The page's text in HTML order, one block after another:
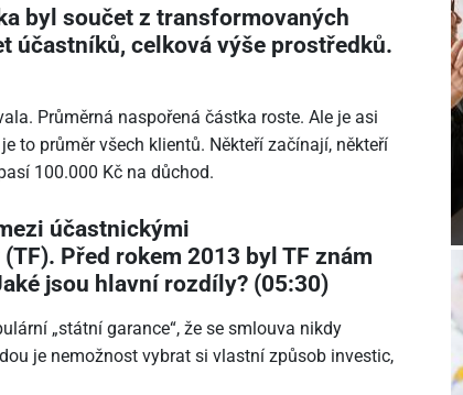
byl součet z transformovaných
účastníků, celková výše prostředků.
Průměrná naspořená částka roste. Ale je asi
to průměr všech klientů. Někteří začínají, někteří
100.000 Kč na důchod.
účastnickými
Před rokem 2013 byl TF znám
jsou hlavní rozdíly? (05:30)
„státní garance“, že se smlouva nikdy
je nemožnost vybrat si vlastní způsob investic,